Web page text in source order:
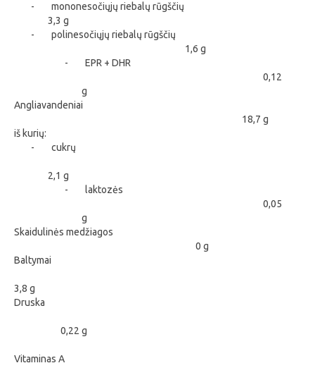
-
mononesočiųjų riebalų rūgščių
3,3 g
-
polinesočiųjų riebalų rūgščių
1,6 g
-
EPR + DHR
0,12
g
Angliavandeniai
18,7 g
iš kurių:
-
cukrų
2,1 g
-
laktozės
0,05
g
Skaidulinės medžiagos
0 g
Baltymai
3,8 g
Druska
0,22 g
Vitaminas A